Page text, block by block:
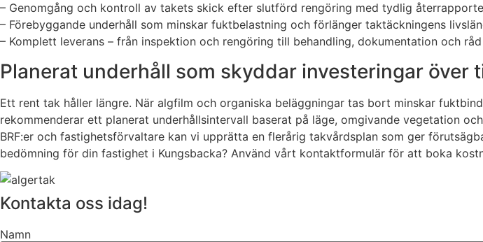
– Genomgång och kontroll av takets skick efter slutförd rengöring med tydlig
– Förebyggande underhåll som minskar fuktbelastning och förlänger taktäckningens
– Komplett leverans – från inspektion och rengöring till behandling, dokumentation och råd
Planerat underhåll som skyddar investeringar över
Ett rent tak håller längre. När algfilm och organiska beläggningar tas bort minskar
rekommenderar ett planerat underhållsintervall baserat på läge, omgivande vegetation
BRF:er och fastighetsförvaltare kan vi upprätta en flerårig takvårdsplan som ger
bedömning för din fastighet i Kungsbacka? Använd vårt kontaktformulär för att boka
Kontakta oss idag!
Namn